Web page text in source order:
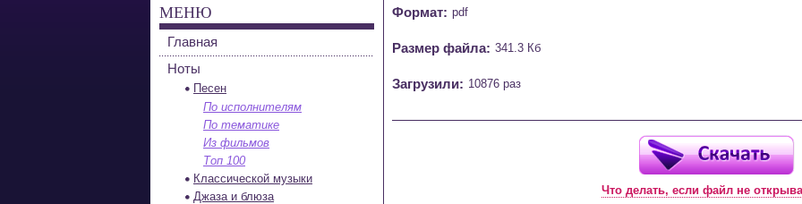
Формат: pdf
Размер файла: 341.3 Кб
Загрузили: 10876 раз
Что делать, если файл не
МЕНЮ
Главная
Ноты
Песен
По исполнителям
По тематике
Из фильмов
Топ 100
Классической музыки
Джаза и блюза